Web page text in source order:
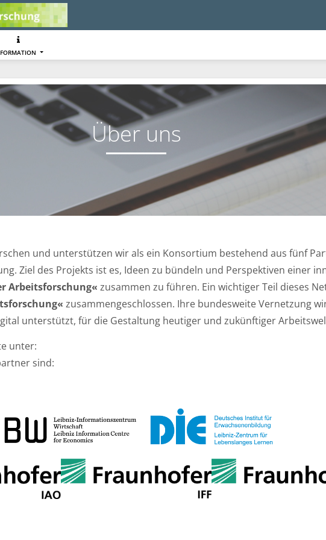
Über uns
und unterstützen wir als ein Konsortium bestehend aus fünf
Ziel des Projekts ist es, Ideen zu bündeln und Perspektiven einer
Arbeitsforschung« zusammen zu führen. Ein wichtiger Teil dieses
zusammengeschlossen. Ihre bundesweite Vernetzung
unterstützt, für die Gestaltung heutiger und zukünftiger
unter:
sind: